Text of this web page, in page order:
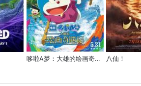
哆啦A梦：大雄的绘画奇遇记 八仙！